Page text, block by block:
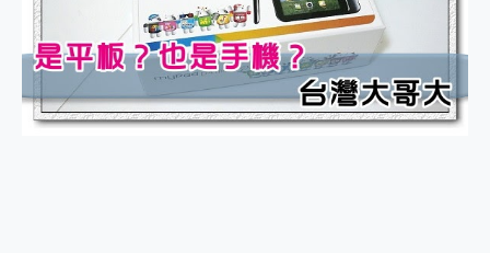
vivo TWS 3e 真無線藍牙耳機智慧降噪升級、音質明亮溫潤，並支援雙設備連接~
MSI Claw 掌機專屬配件包 來囉 完美保護 MSI Claw A1M-026TW 電競掌機
人像旗艦 vivo V30 系列 開箱 評測! 首搭蔡司光學鏡頭、攝影棚級柔光環、拍攝功能最好玩的美拍神機 vivo V30 Pro
多個願望一次滿足 超強散熱 微星 MSI Claw A1M-026TW 電競掌機 開箱 評測
一吸完美對位 擁有超強吸力與超好用的隱磁支架 O-ONE MAG 最會吸的行動電源 開箱 評測
OPPO 哈蘇 300mm 專業增距鏡實測：Find X9 Ultra 光學長焦隨手拍，紀錄生活就是這麼簡單